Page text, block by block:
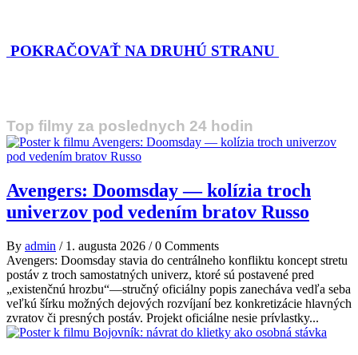
POKRAČOVAŤ NA DRUHÚ STRANU
Top filmy za poslednych 24 hodin
Avengers: Doomsday — kolízia troch
univerzov pod vedením bratov Russo
By admin / 1. augusta 2026 /0 Comments
Avengers: Doomsday stavia do centrálneho konfliktu koncept stretu
postáv z troch samostatných univerz, ktoré sú postavené pred
„existenčnú hrozbu“—stručný oficiálny popis zanecháva vedľa seba
veľkú šírku možných dejových rozvíjaní bez konkretizácie hlavných
zvratov či presných postáv. Projekt oficiálne nesie prívlastky...